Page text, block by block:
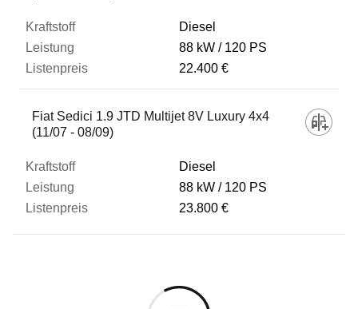
Diesel
88 kW
120 PS
22.400 €
Fiat Sedici 1.9 JTD Multijet 8V Luxury 4x4
(11/07 - 08/09)
Diesel
88 kW
120 PS
23.800 €